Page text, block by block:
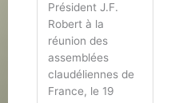
Président J.F.
Robert à la
réunion des
assemblées
claudéliennes de
France, le 19